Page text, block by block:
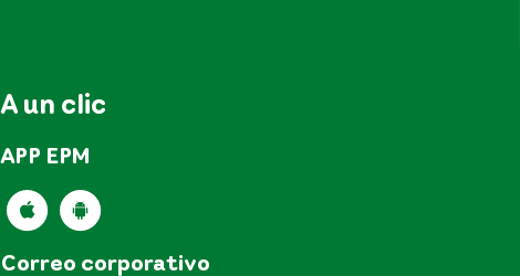
A un clic
APP EPM
Correo corporativo